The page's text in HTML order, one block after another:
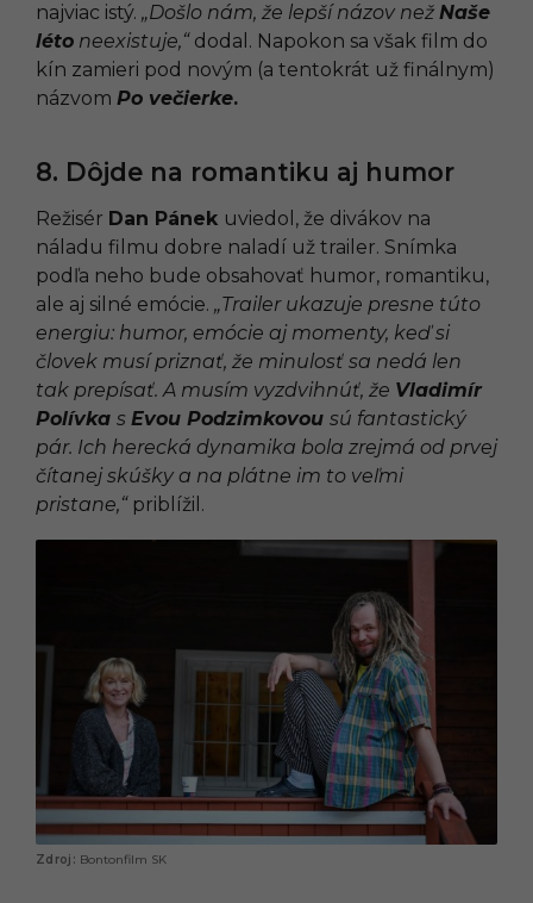
najviac istý. „Došlo nám, že lepší názov než Naše
léto neexistuje,“dodal. Napokon sa však film do
kín zamieri pod novým (a tentokrát už finálnym)
názvom Po večierke.
8. Dôjde na romantiku aj humor
Režisér Dan Pánek uviedol, že divákov na
náladu filmu dobre naladí už trailer. Snímka
podľa neho bude obsahovať humor, romantiku,
ale aj silné emócie. „Trailer ukazuje presne túto
energiu: humor, emócie aj momenty, keď si
človek musí priznať, že minulosť sa nedá len
tak prepísať. A musím vyzdvihnúť, že Vladimír
Polívka s Evou Podzimkovou sú fantastický
pár. Ich herecká dynamika bola zrejmá od prvej
čítanej skúšky a na plátne im to veľmi
pristane,“ priblížil.
Bontonfilm SK